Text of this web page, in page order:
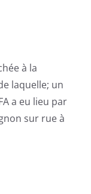
à la
laquelle; un
a eu lieu par
sur rue à